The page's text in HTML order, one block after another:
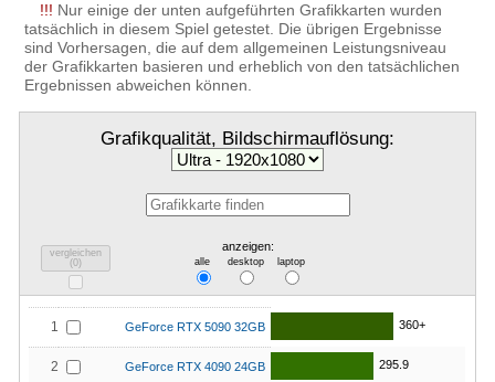
!!! Nur einige der unten aufgeführten Grafikkarten wurden
tatsächlich in diesem Spiel getestet. Die übrigen Ergebnisse
sind Vorhersagen, die auf dem allgemeinen Leistungsniveau
der Grafikkarten basieren und erheblich von den tatsächlichen
Ergebnissen abweichen können.
Grafikqualität, Bildschirmauflösung:
vergleichen
(0)
anzeigen:
alle desktop laptop
1 GeForce RTX 5090 32GB 360+
2 GeForce RTX 4090 24GB 295.9